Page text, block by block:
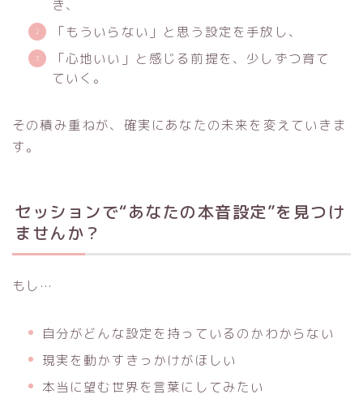
き、
「もういらない」と思う設定を手放し、
「心地いい」と感じる前提を、少しずつ育て
ていく。
その積み重ねが、確実にあなたの未来を変えていきま
す。
セッションで“あなたの本音設定”を見つけ
ませんか？
もし…
自分がどんな設定を持っているのかわからない
現実を動かすきっかけがほしい
本当に望む世界を言葉にしてみたい